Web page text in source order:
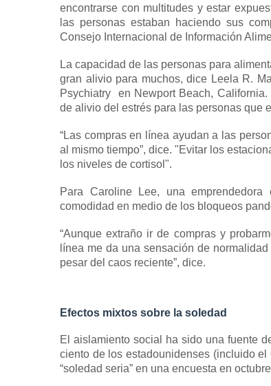
encontrarse con multitudes y estar
las personas estaban haciendo sus
Consejo Internacional de Información
La capacidad de las personas para
gran alivio para muchos, dice Leela R.
Psychiatry en Newport Beach, California.
de alivio del estrés para las personas que
“Las compras en línea ayudan a las
al mismo tiempo”, dice."Evitar los
los niveles de cortisol".
Para Caroline Lee, una
comodidad en medio de los bloqueos
“Aunque extraño ir de compras y
línea me da una sensación de
pesar del caos reciente”, dice.
Efectos mixtos sobre la soledad
El aislamiento social ha sido una fuente
ciento de los estadounidenses (incluido
“soledad seria” en una encuesta en